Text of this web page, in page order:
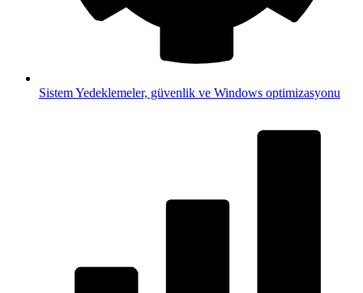
SistemYedeklemeler, güvenlik ve Windows optimizasyonu